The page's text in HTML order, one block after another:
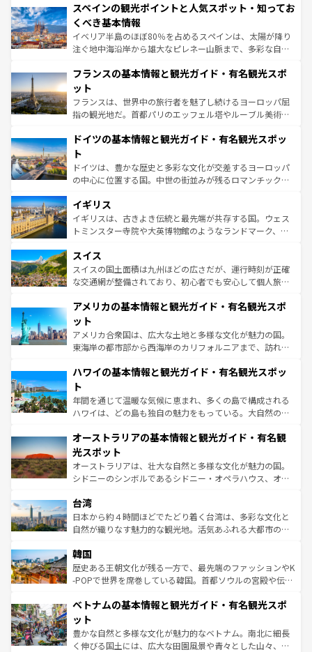
ろん、トスカーナの美しい田園風景やアマルフィ海岸の絶
景など、自然景観も見逃せない。観光の合間には、本場の
ピザやパスタなど、絶品のイタリア料理を堪能することも
できる。朝目覚めてから夜眠るまで、すべての瞬間を楽し
なお、新着のイタリア情報はコンテンツ一覧を参照してほ
しい。
スペインの観光ポイントと人気スポット・知ってお
くべき基本情報
イベリア半島のほぼ80％を占めるスペインは、太陽が降り
注ぐ地中海沿岸から雄大なピレネー山脈まで、多彩な自然
文化が根付くこの国では、情熱的なフラメンコ、熱気あふ
れる闘牛、そして美味しいタパスが生活の一部となってい
る。首都マドリードの洗練された雰囲気や、バルセロナの
アートに溢れた街角から、地方では古代ローマ遺跡や中世
せる。地方によって風土や気候が異なるスペインはその個
ンテンツ一覧 を参照してほしい。
フランスの基本情報と観光ガイド・有名観光スポ
ット
フランスは、世界中の旅行者を魅了し続けるヨーロッパ屈
指の観光地だ。首都パリのエッフェル塔やルーブル美術館
で、幅広い魅力が詰まっている。華麗な宮殿、歴史的な大
聖堂、美しいビーチ、そして豊かな自然が、訪れる者を心
から魅了する。また、フランスは美食の国としても知ら
れ、フランス料理はユネスコ無形文化遺産にも登録されて
香り高いラベンダー畑など、多彩な楽しみ方が可能だ。さ
らに、パリ以外の地域にも魅力が溢れており、どの街角に
も豊かな歴史と文化が息づいている。パリ以外の個性あふ
を参照してほしい。
ドイツの基本情報と観光ガイド・有名観光スポッ
ト
ドイツは、豊かな歴史と多彩な文化が交差するヨーロッパ
の中心に位置する国。中世の街並みが残るロマンチック街
顔を持つこの国は、どこを歩いても飽きることがない。ベ
ルリンの文化的活気、バイエルン州のアルプスの絶景、そ
してライン川沿いのワイン畑といった風景は必見。ビール
は、お酒好きな人にはぜひ体験してほしい。 なお、新着の
ドイツ情報はコンテンツ一覧を参照してほしい。
イギリス
イギリスは、古きよき伝統と最先端が共存する国。ウェス
トミンスター寺院や大英博物館のようなランドマーク、歴
リアごとに異なる魅力がある。また、優雅なアフタヌーン
ティー、ビール好きにはたまらない英国パブ、サッカー観
戦など、本場だからこそできる体験も豊富。イギリスを旅
ンツ一覧を参照してほしい。
スイス
スイスの国土面積は九州ほどの広さだが、運行時刻が正確
な交通網が整備されており、初心者でも安心して個人旅行
の建物がそのまま残る町や、スイスならではのユニークな
博物館もあり、アルプス観光だけでなく町歩きも満喫する
ことができる。国民の所得が高いため物価も高いが、旅行
者向けの交通パス提供のサービスもあり、うまく活用すれ
着のスイス情報はコンテンツ一覧を参照してほしい。
アメリカの基本情報と観光ガイド・有名観光スポ
ット
アメリカ合衆国は、広大な土地と多様な文化が魅力の国。
東海岸の都市部から西海岸のカリフォルニアまで、訪れる
のような巨大都市は、観光、ショッピング、エンターテイ
ンメントが詰まった刺激的なスポットだ。一方、アメリカ
西部には大自然が広がり、グランドキャニオンやイエロー
ストーン国立公園といった絶景が堪能できる。さらに、南
文化が魅力。旅行者はアメリカの各地域で異なる魅力を楽
しみながら、その多様性と豊かな歴史を感じることができ
るだろう。車でのロードトリップや列車の旅も、アメリカ
ならではの贅沢な旅のスタイルだ。 なお、新着のアメリカ
情報は コンテンツ一覧 を参照してほしい。
ハワイの基本情報と観光ガイド・有名観光スポッ
ト
年間を通じて温暖な気候に恵まれ、多くの島で構成される
ハワイは、どの島も独自の魅力をもっている。大自然の神
ワイ島は見逃せない。また、定番の観光地といえばオアフ
島だが、静かな自然を求めるならマウイ島やカウアイ島が
おすすめ。エメラルドグリーンに輝く海をはじめ、豊かな
文化や歴史が息づいている。「アロハスピリット」と呼ば
人々、おいしいローカルフードやハワイアンミュージッ
ク、伝統的なフラダンスなど、すべてがハワイの魅力を彩
っている。訪れるたびに新しい発見と感動が待っているハ
はコンテンツ一覧
オーストラリアの基本情報と観光ガイド・有名観
光スポット
オーストラリアは、壮大な自然と多様な文化が魅力の国。
シドニーのシンボルであるシドニー・オペラハウス、オー
リアリーフや大陸中央部にそびえるウルル（エアーズロッ
ク）、タスマニアの美しい原生林やケアンズの熱帯雨林な
ど、見どころがたくさん。また、カフェやワイン、オージ
いる。アクティビティも充実しており、サーフィンやダイ
ビング、ハイキングなど、アウトドア好きにはたまらな
い。オーストラリアの多彩な魅力を存分に味わいつくそ
参照してほしい。
台湾
日本から約４時間ほどでたどり着く台湾は、多彩な文化と
自然が織りなす魅力的な観光地。活気あふれる大都市の台
ン）、静ひつな山岳地帯である台湾東部など、都市の喧騒
と山間の静けさが共存しており、訪れる人に新しい発見と
驚きをもたらしてくれる。また、奥深い台湾の食文化も魅
容にもいいと評判のスイーツなど、バラエティ豊かな料理
照してほしい。
韓国
歴史ある王朝文化が残る一方で、最先端のファッションやK
-POPで世界を席巻している韓国。首都ソウルの宮殿や伝統
き、地方に足を延ばせば四季折々の自然美を楽しむことが
できる。そして、キムチや焼肉、絶品のストリートフード
まで、さまざまな韓国料理が待っている。夜には、韓国な
らではのナイトライフも堪能できる。あたたかいホスピタ
ベトナムの基本情報と観光ガイド・有名観光スポ
ット
豊かな自然と多様な文化が魅力的なベトナム。南北に細長
く伸びる国土には、広大な田園風景や青々とした山々、世